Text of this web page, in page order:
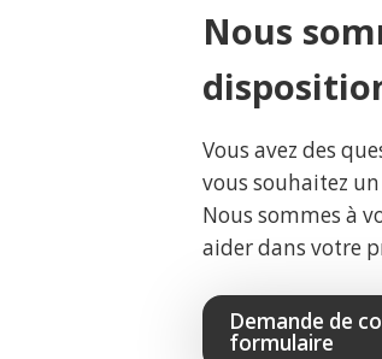
Nous
Vous avez des
vous souhaitez
Nous sommes à
aider dans votre
Demande de
formulaire